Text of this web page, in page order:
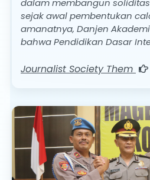
dalam membangun
sejak awal pembentukan
amanatnya, Danjen
bahwa Pendidikan Dasar
Journalist Society Them